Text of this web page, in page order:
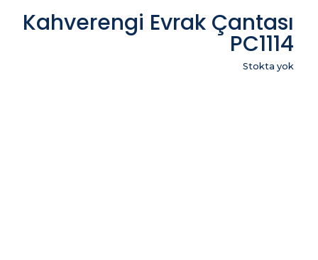
Kahverengi Evrak Çantası
PC1114
Stokta yok